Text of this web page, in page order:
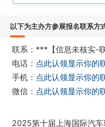
以下为主办方参展报名联系方
联系：***【信息未核实-
电话： 点此认领显示你的
手机： 点此认领显示你的
微信： 点此认领显示你的
2025第十届上海国际汽